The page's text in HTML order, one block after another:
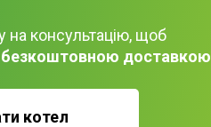
на консультацію, щоб
безкоштовною доставкою
котел